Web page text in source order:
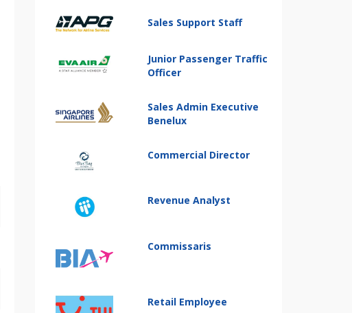
Sales Support Staff
Junior Passenger Traffic
Officer
Sales Admin Executive
Benelux
Commercial Director
Revenue Analyst
Commissaris
Retail Employee